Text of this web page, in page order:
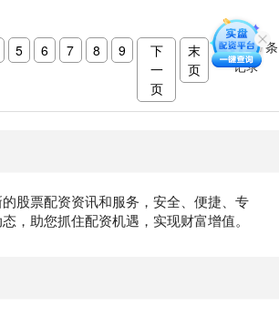
5 6 7 8 9
下
一
页
末
页
共9页87条
记录
股票配资资讯和服务，安全、便捷、专
，助您抓住配资机遇，实现财富增值。